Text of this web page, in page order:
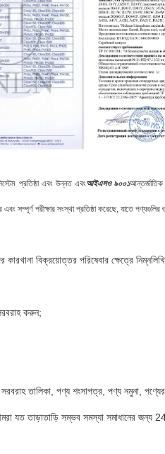
প্রতিষ্ঠা এবং উন্নত এবংআইএসও ৯০০১আন্তর্জাতিক
সম্পূর্ণ পরীক্ষার সংস্থা প্রতিষ্ঠা করেছে, যাতে পণ্যগুলির
বিক্রয়োত্তর পরিষেবার ক্ষেত্রে
করুন;
তালিকা, পণ্য শংসাপত্র, পণ্য নমুনা,
যত তাড়াতাড়ি সম্ভব সমস্যা সমাধানের জন্য 24